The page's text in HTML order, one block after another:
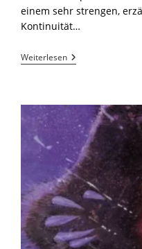
einem sehr strengen,
Kontinuität…
Weiterlesen